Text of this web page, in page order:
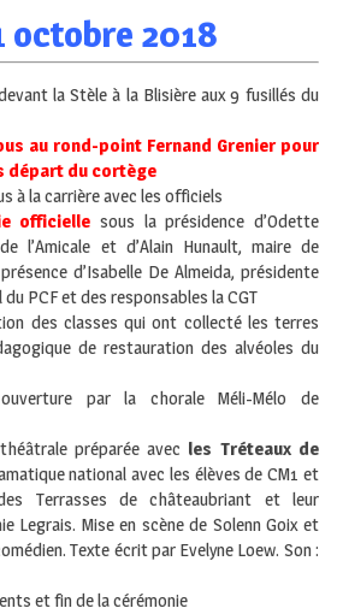
octobre 2018
la Stèle à la Blisière aux 9 fusillés du
au rond-point Fernand Grenier pour
départ du cortège
à la carrière avec les officiels
officielle sous la présidence d’Odette
l’Amicale et d’Alain Hunault, maire de
d’Isabelle De Almeida, présidente
PCF et des responsables la CGT
des classes qui ont collecté les terres
de restauration des alvéoles du
par la chorale Méli-Mélo de
préparée avec les Tréteaux de
national avec les élèves de CM1 et
Terrasses de châteaubriant et leur
Legrais. Mise en scène de Solenn Goix et
Texte écrit par Evelyne Loew. Son :
et fin de la cérémonie